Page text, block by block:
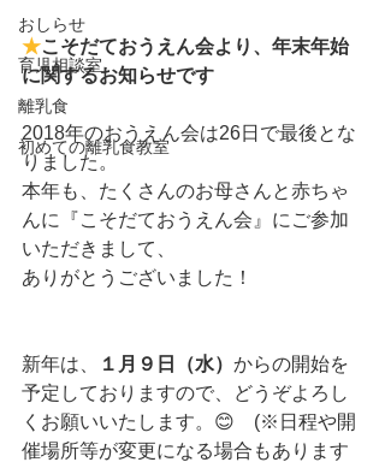
おしらせ
育児相談室
離乳食
初めての離乳食教室
★こそだておうえん会より、年末年始
に関するお知らせです
2018年のおうえん会は26日で最後とな
りました。
本年も、たくさんのお母さんと赤ちゃ
んに『こそだておうえん会』にご参加
いただきまして、
ありがとうございました！
新年は、 １月９日（水） からの開始を
予定しておりますので、どうぞよろし
くお願いいたします。😊　(※日程や開
催場所等が変更になる場合もあります